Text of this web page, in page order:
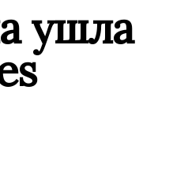
ушла